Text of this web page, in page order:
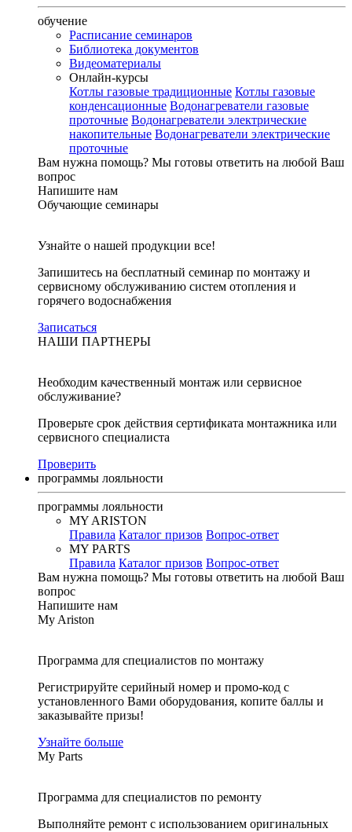
обучение
Расписание семинаров
Библиотека документов
Видеоматериалы
Онлайн-курсы
Котлы газовые традиционные Котлы газовые
конденсационные Водонагреватели газовые
проточные Водонагреватели электрические
накопительные Водонагреватели электрические
проточные
Вам нужна помощь? Мы готовы ответить на любой Ваш
вопрос
Напишите нам
Обучающие семинары
Узнайте о нашей продукции все!
Запишитесь на бесплатный семинар по монтажу и
сервисному обслуживанию систем отопления и
горячего водоснабжения
Записаться
НАШИ ПАРТНЕРЫ
Необходим качественный монтаж или сервисное
обслуживание?
Проверьте срок действия сертификата монтажника или
сервисного специалиста
Проверить
программы лояльности
программы лояльности
MY ARISTON
Правила Каталог призов Вопрос-ответ
MY PARTS
Правила Каталог призов Вопрос-ответ
Вам нужна помощь? Мы готовы ответить на любой Ваш
вопрос
Напишите нам
My Ariston
Программа для специалистов по монтажу
Регистрируйте серийный номер и промо-код с
установленного Вами оборудования, копите баллы и
заказывайте призы!
Узнайте больше
My Parts
Программа для специалистов по ремонту
Выполняйте ремонт с использованием оригинальных